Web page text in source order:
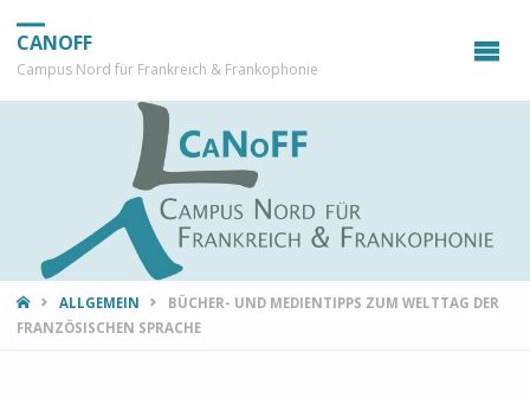
CANOFF
Campus Nord für Frankreich & Frankophonie
STARTALLGEMEIN
BÜCHER- UND MEDIENTIPPS ZUM WELTTAG DER
FRANZÖSISCHEN SPRACHE